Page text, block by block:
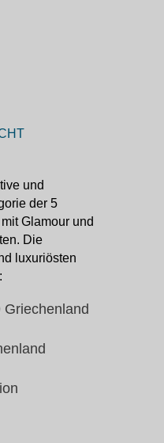
und
der 5
Glamour und
Die
luxuriösten